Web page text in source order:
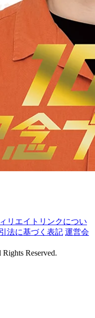
リエイトリンクについ
法に基づく表記 運営会
Rights Reserved.